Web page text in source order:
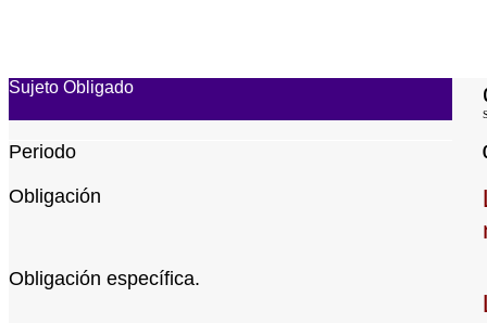
Sujeto Obligado
Periodo
Obligación
Obligación específica.